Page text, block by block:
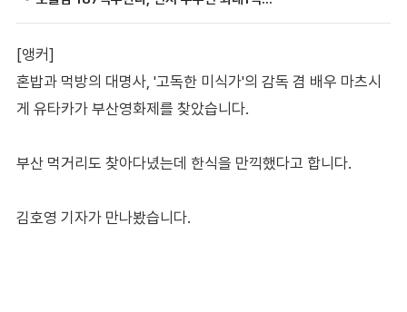
[앵커]
혼밥과 먹방의 대명사, '고독한 미식가'의 감독 겸 배우 마츠시
게 유타카가 부산영화제를 찾았습니다.
부산 먹거리도 찾아다녔는데 한식을 만끽했다고 합니다.
김호영 기자가 만나봤습니다.